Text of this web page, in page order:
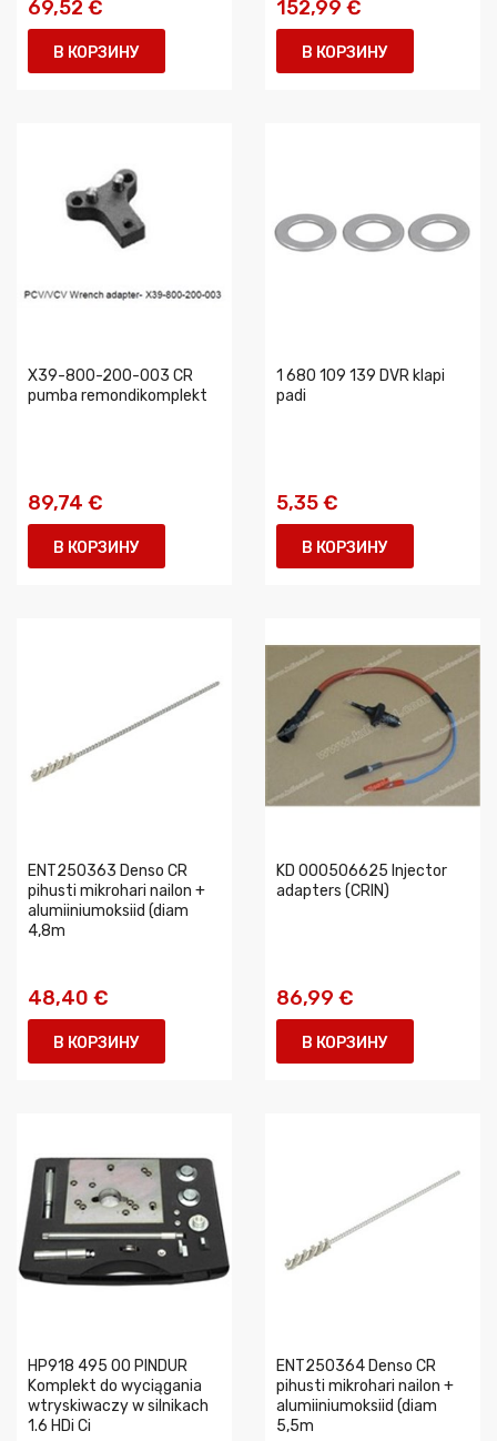
69,52 €
В КОРЗИНУ
152,99 €
В КОРЗИНУ
X39-800-200-003 CR
pumba remondikomplekt
89,74 €
В КОРЗИНУ
1 680 109 139 DVR klapi
padi
5,35 €
В КОРЗИНУ
ENT250363 Denso CR
pihusti mikrohari nailon +
alumiiniumoksiid (diam
4,8m
48,40 €
В КОРЗИНУ
KD 000506625 Injector
adapters (CRIN)
86,99 €
В КОРЗИНУ
HP918 495 00 PINDUR
Komplekt do wyciągania
wtryskiwaczy w silnikach
1.6 HDi Ci
ENT250364 Denso CR
pihusti mikrohari nailon +
alumiiniumoksiid (diam
5,5m